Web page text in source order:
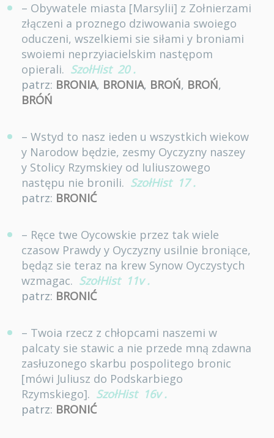
– Obywatele miasta [Marsylii] z Zołnierzami
złączeni a proznego dziwowania swoiego
oduczeni, wszelkiemi sie siłami y broniami
swoiemi neprzyiacielskim następom
opierali. SzołHist 20 .
patrz: BRONIA, BRONIA, BROŃ, BROŃ,
BRÓŃ
– Wstyd to nasz ieden u wszystkich wiekow
y Narodow będzie, zesmy Oyczyzny naszey
y Stolicy Rzymskiey od Iuliuszowego
następu nie bronili. SzołHist 17 .
patrz: BRONIĆ
– Ręce twe Oycowskie przez tak wiele
czasow Prawdy y Oyczyzny usilnie broniące,
będąz sie teraz na krew Synow Oyczystych
wzmagac. SzołHist 11v .
patrz: BRONIĆ
– Twoia rzecz z chłopcami naszemi w
palcaty sie stawic a nie przede mną zdawna
zasłuzonego skarbu pospolitego bronic
[mówi Juliusz do Podskarbiego
Rzymskiego]. SzołHist 16v .
patrz: BRONIĆ